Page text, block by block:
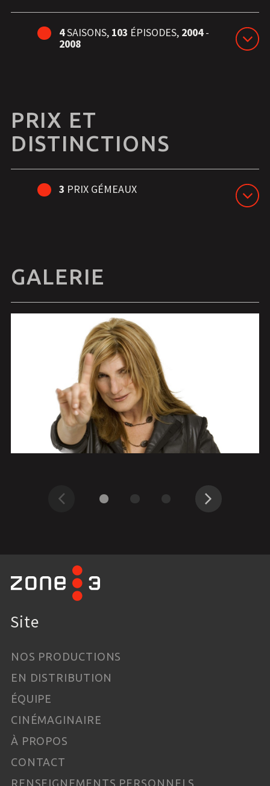
4SAISONS, 103 ÉPISODES, 2004-
2008
PRIX ET
DISTINCTIONS
3 PRIX GÉMEAUX
GALERIE
Précédent Suivant
Site
NOS PRODUCTIONS
EN DISTRIBUTION
ÉQUIPE
CINÉMAGINAIRE
À PROPOS
CONTACT
RENSEIGNEMENTS PERSONNELS